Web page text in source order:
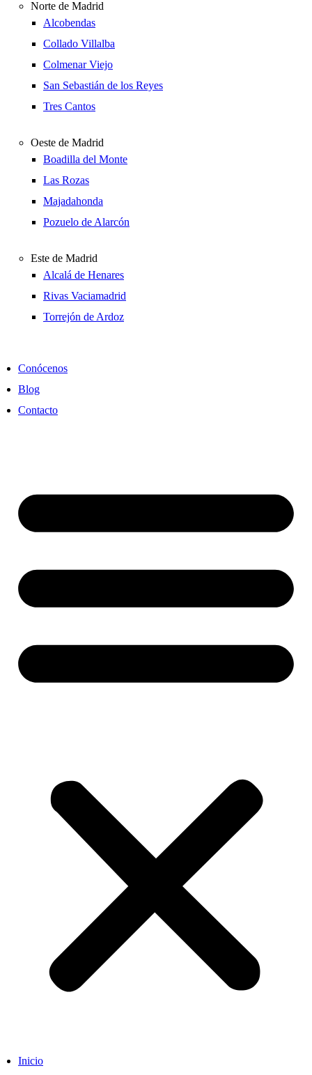
Norte de Madrid
Alcobendas
Collado Villalba
Colmenar Viejo
San Sebastián de los Reyes
Tres Cantos
Oeste de Madrid
Boadilla del Monte
Las Rozas
Majadahonda
Pozuelo de Alarcón
Este de Madrid
Alcalá de Henares
Rivas Vaciamadrid
Torrejón de Ardoz
Conócenos
Blog
Contacto
Inicio